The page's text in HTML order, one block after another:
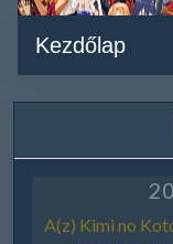
Kezdőlap